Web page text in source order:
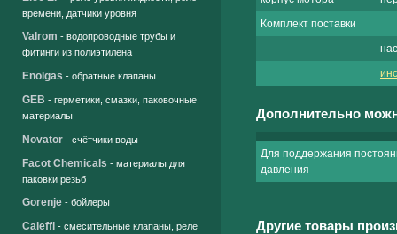
времени, датчики уровня
Valrom - водопроводные трубы и
фитинги из полиэтилена
Enolgas - обратные клапаны
GEB - герметики, смазки, паковочные
материалы
Novator - счётчики воды
Facot Chemicals - материалы для
паковки резьб
Gorenje - бойлеры
Caleffi - смесительные клапаны, реле
Комплект поставки
Дополнительно
Для поддержания
давления
Другие товары